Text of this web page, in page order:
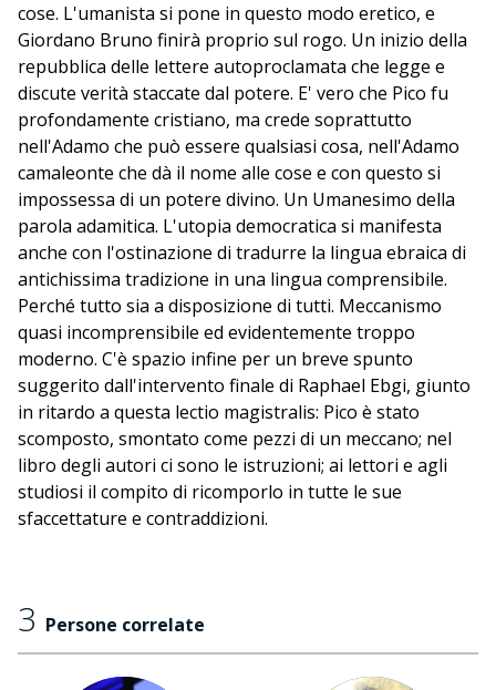
cose. L'umanista si pone in questo modo eretico, e
Giordano Bruno finirà proprio sul rogo. Un inizio della
repubblica delle lettere autoproclamata che legge e
discute verità staccate dal potere. E' vero che Pico fu
profondamente cristiano, ma crede soprattutto
nell'Adamo che può essere qualsiasi cosa, nell'Adamo
camaleonte che dà il nome alle cose e con questo si
impossessa di un potere divino. Un Umanesimo della
parola adamitica. L'utopia democratica si manifesta
anche con l'ostinazione di tradurre la lingua ebraica di
antichissima tradizione in una lingua comprensibile.
Perché tutto sia a disposizione di tutti. Meccanismo
quasi incomprensibile ed evidentemente troppo
moderno. C'è spazio infine per un breve spunto
suggerito dall'intervento finale di Raphael Ebgi, giunto
in ritardo a questa lectio magistralis: Pico è stato
scomposto, smontato come pezzi di un meccano; nel
libro degli autori ci sono le istruzioni; ai lettori e agli
studiosi il compito di ricomporlo in tutte le sue
sfaccettature e contraddizioni.
3 Persone correlate